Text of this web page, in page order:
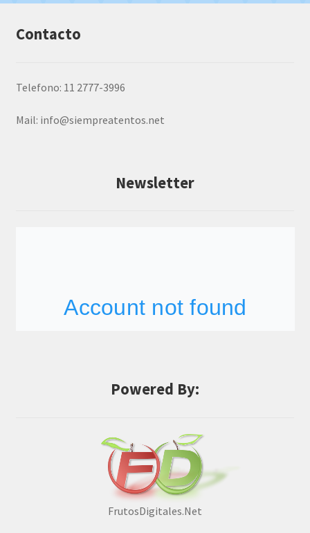
Contacto
Telefono: 11 2777-3996
Mail: info@siempreatentos.net
Newsletter
Powered By:
FrutosDigitales.Net